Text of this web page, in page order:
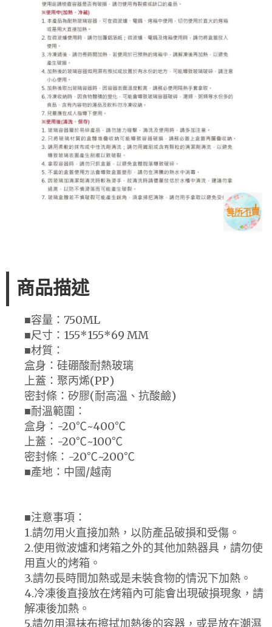
商品描述
■容量：750ML
■尺寸：155*155*69 MM
■材質：
盒身：硅硼酸耐熱玻璃
上蓋：聚丙烯(PP)
密封條：矽膠(耐高溫、抗酸鹼)
■耐溫範圍：
盒身：-20℃~400℃
上蓋：-20℃~100℃
密封條：-20℃~200℃
■產地：中國/越南
■注意事項：
1.請勿用火直接加熱，以防產品破損和受傷。
2.使用微波爐和烤箱之外的其他加熱器具，請勿使
用直火的烤箱。
3.請勿長時間加熱或是未裝食物的情況下加熱。
4.冷凍後直接放在烤箱內可能會出現破損現象，請
解凍後加熱。
5.請勿用濕抹布擦拭加熱後的容器，或是放在潮濕